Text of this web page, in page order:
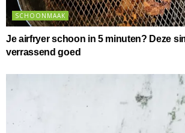
SCHOONMAAK
Je airfryer schoon in 5 minuten? Deze
verrassend goed